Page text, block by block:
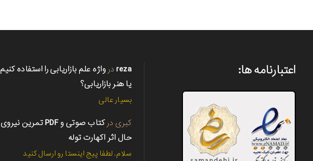
reza در واژه علم بازاریابی را استفاده کنیم
یا هنر بازاریابی؟
بسیار عالی
کبری در
کتاب صوتی و PDF تمرین نیروی
حال اثر اکهارت توله
سلام. لطفا پیج اینستا رو ارسال کنید
اعتبارنامه ها: